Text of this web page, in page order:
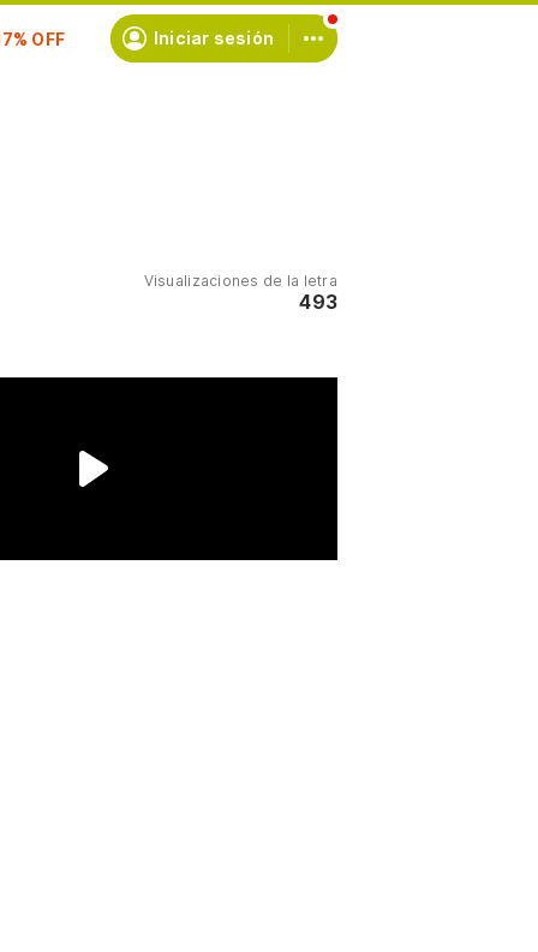
Iniciar sesión
Visualizaciones de la letra
493